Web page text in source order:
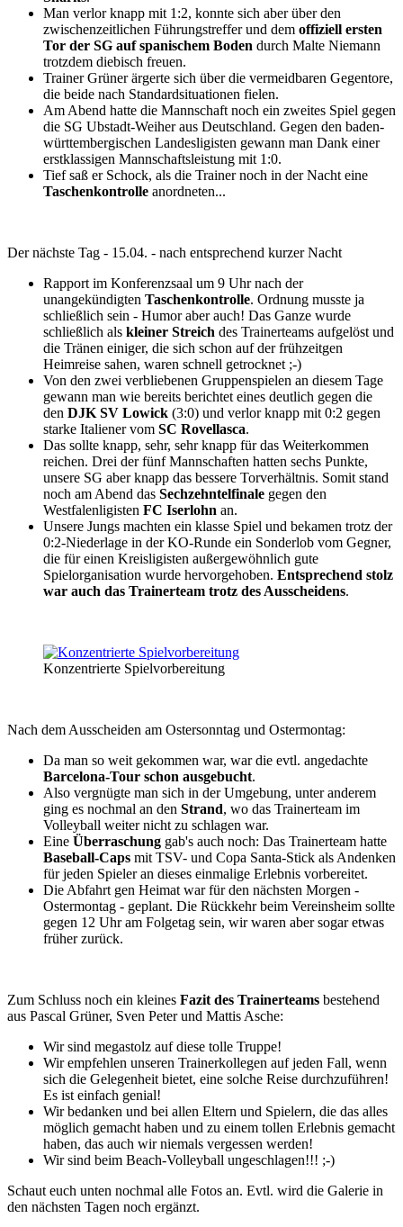
Man verlor knapp mit 1:2, konnte sich aber über den
zwischenzeitlichen Führungstreffer und dem offiziell ersten
Tor der SG auf spanischem Boden durch Malte Niemann
trotzdem diebisch freuen.
Trainer Grüner ärgerte sich über die vermeidbaren Gegentore,
die beide nach Standardsituationen fielen.
Am Abend hatte die Mannschaft noch ein zweites Spiel gegen
die SG Ubstadt-Weiher aus Deutschland. Gegen den baden-
württembergischen Landesligisten gewann man Dank einer
erstklassigen Mannschaftsleistung mit 1:0.
Tief saß er Schock, als die Trainer noch in der Nacht eine
Taschenkontrolle anordneten...
Der nächste Tag - 15.04. - nach entsprechend kurzer Nacht
Rapport im Konferenzsaal um 9 Uhr nach der
unangekündigten Taschenkontrolle. Ordnung musste ja
schließlich sein - Humor aber auch! Das Ganze wurde
schließlich als kleiner Streich des Trainerteams aufgelöst und
die Tränen einiger, die sich schon auf der frühzeitgen
Heimreise sahen, waren schnell getrocknet ;-)
Von den zwei verbliebenen Gruppenspielen an diesem Tage
gewann man wie bereits berichtet eines deutlich gegen die
den DJK SV Lowick (3:0) und verlor knapp mit 0:2 gegen
starke Italiener vom SC Rovellasca.
Das sollte knapp, sehr, sehr knapp für das Weiterkommen
reichen. Drei der fünf Mannschaften hatten sechs Punkte,
unsere SG aber knapp das bessere Torverhältnis. Somit stand
noch am Abend das Sechzehntelfinale gegen den
Westfalenligisten FC Iserlohn an.
Unsere Jungs machten ein klasse Spiel und bekamen trotz der
0:2-Niederlage in der KO-Runde ein Sonderlob vom Gegner,
die für einen Kreisligisten außergewöhnlich gute
Spielorganisation wurde hervorgehoben. Entsprechend stolz
war auch das Trainerteam trotz des Ausscheidens.
Konzentrierte Spielvorbereitung
Nach dem Ausscheiden am Ostersonntag und Ostermontag:
Da man so weit gekommen war, war die evtl. angedachte
Barcelona-Tour schon ausgebucht.
Also vergnügte man sich in der Umgebung, unter anderem
ging es nochmal an den Strand, wo das Trainerteam im
Volleyball weiter nicht zu schlagen war.
Eine Überraschung gab's auch noch: Das Trainerteam hatte
Baseball-Caps mit TSV- und Copa Santa-Stick als Andenken
für jeden Spieler an dieses einmalige Erlebnis vorbereitet.
Die Abfahrt gen Heimat war für den nächsten Morgen -
Ostermontag - geplant. Die Rückkehr beim Vereinsheim sollte
gegen 12 Uhr am Folgetag sein, wir waren aber sogar etwas
früher zurück.
Zum Schluss noch ein kleines Fazit des Trainerteams bestehend
aus Pascal Grüner, Sven Peter und Mattis Asche:
Wir sind megastolz auf diese tolle Truppe!
Wir empfehlen unseren Trainerkollegen auf jeden Fall, wenn
sich die Gelegenheit bietet, eine solche Reise durchzuführen!
Es ist einfach genial!
Wir bedanken und bei allen Eltern und Spielern, die das alles
möglich gemacht haben und zu einem tollen Erlebnis gemacht
haben, das auch wir niemals vergessen werden!
Wir sind beim Beach-Volleyball ungeschlagen!!! ;-)
Schaut euch unten nochmal alle Fotos an. Evtl. wird die Galerie in
den nächsten Tagen noch ergänzt.